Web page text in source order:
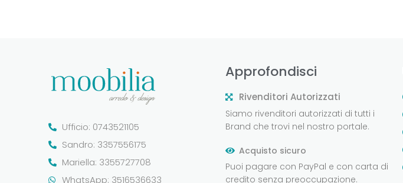
Ufficio: 0743521105
Sandro: 3357556175
Mariella: 3355727708
WhatsApp: 3516536633
Approfondisci
Rivenditori Autorizzati
Siamo rivenditori autorizzati di tutti i
Brand che trovi nel nostro portale.
Acquisto sicuro
Puoi pagare con PayPal e con carta di
credito senza preoccupazione.